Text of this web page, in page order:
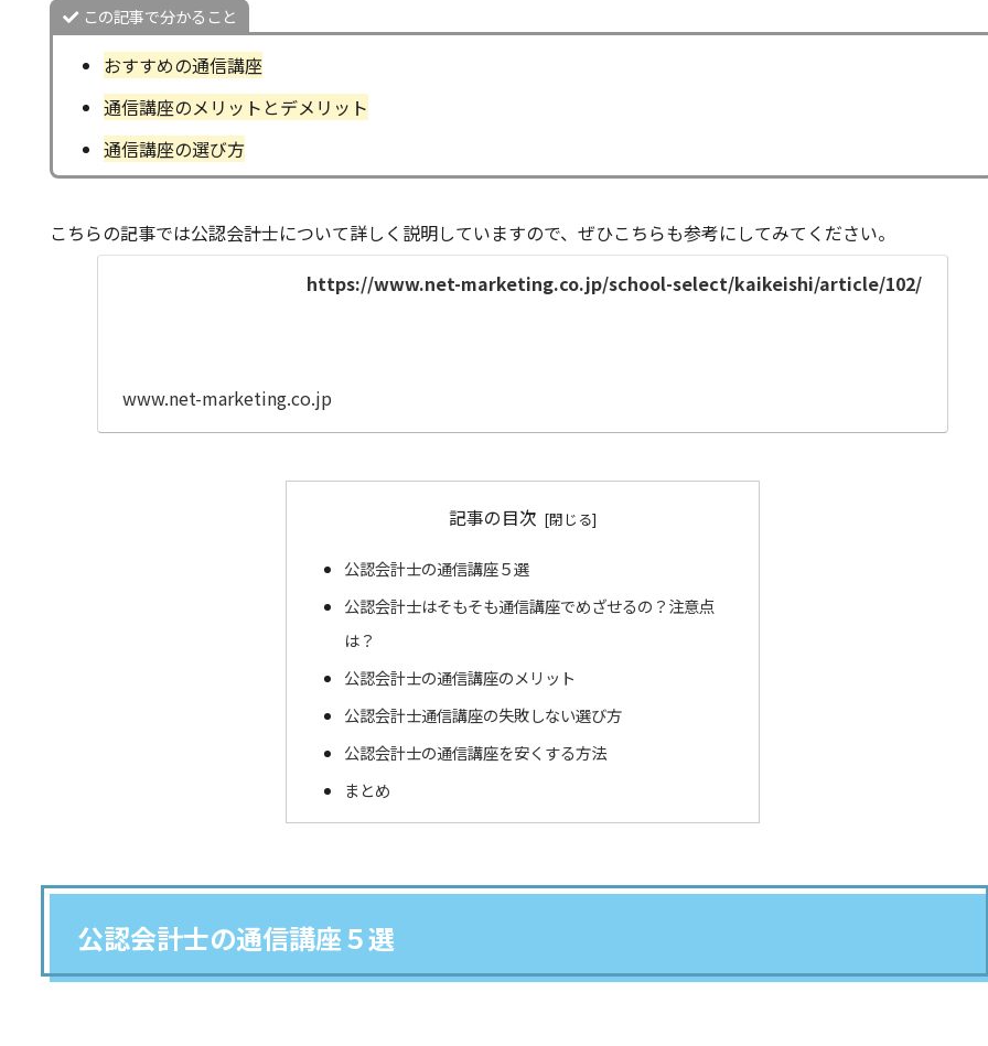
この記事で分かること
おすすめの通信講座
通信講座のメリットとデメリット
通信講座の選び方
こちらの記事では公認会計士について詳しく説明していますので、ぜひこちらも参考にしてみてください。
https://www.net-marketing.co.jp/school-select/kaikeishi/article/102/
www.net-marketing.co.jp
記事の目次
公認会計士の通信講座５選
公認会計士はそもそも通信講座でめざせるの？注意点
は？
公認会計士の通信講座のメリット
公認会計士通信講座の失敗しない選び方
公認会計士の通信講座を安くする方法
まとめ
公認会計士の通信講座５選